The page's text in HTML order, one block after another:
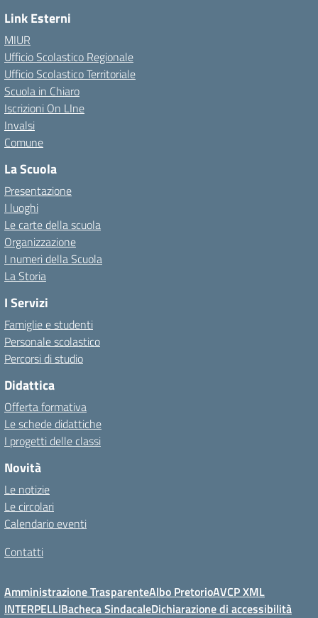
Link Esterni
MIUR
Ufficio Scolastico Regionale
Ufficio Scolastico Territoriale
Scuola in Chiaro
Iscrizioni On LIne
Invalsi
Comune
La Scuola
Presentazione
I luoghi
Le carte della scuola
Organizzazione
I numeri della Scuola
La Storia
I Servizi
Famiglie e studenti
Personale scolastico
Percorsi di studio
Didattica
Offerta formativa
Le schede didattiche
I progetti delle classi
Novità
Le notizie
Le circolari
Calendario eventi
Contatti
Amministrazione TrasparenteAlbo PretorioAVCP XML
INTERPELLIBacheca SindacaleDichiarazione di accessibilità